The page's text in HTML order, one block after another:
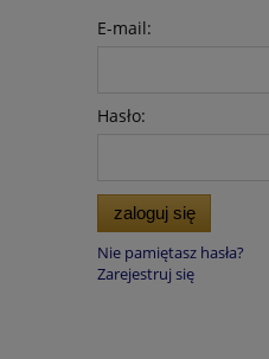
E-mail:
Hasło:
zaloguj się
Nie pamiętasz hasła?
Zarejestruj się